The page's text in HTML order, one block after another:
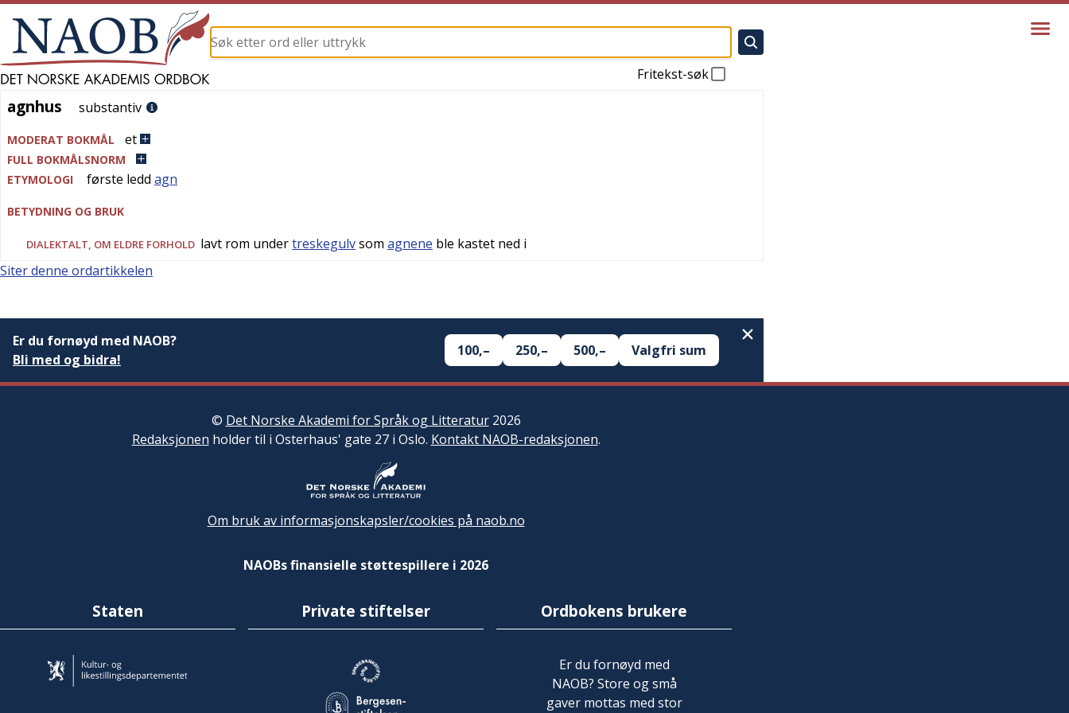
Fritekst-søk
agnhus
agnhus substantiv
MODERAT BOKMÅL et
FULL BOKMÅLSNORM
ETYMOLOGI
første ledd agn
BETYDNING OG BRUK
DIALEKTALT , OM ELDRE FORHOLD lavt rom undertreskegulvsom agnene ble kastet ned i
Siter denne ordartikkelen
Er du fornøyd med NAOB?
Bli med og bidra!
100,– 250,– 500,– Valgfri sum
© Det Norske Akademi for Språk og Litteratur2026
Redaksjonen holder til i Osterhaus' gate 27 i Oslo. Kontakt NAOB-redaksjonen.
Om bruk av informasjonskapsler/cookies på naob.no
NAOBs finansielle støttespillere i 2026
Staten Private stiftelser Ordbokens brukere
Er du fornøyd med
NAOB? Store og små
gaver mottas med stor